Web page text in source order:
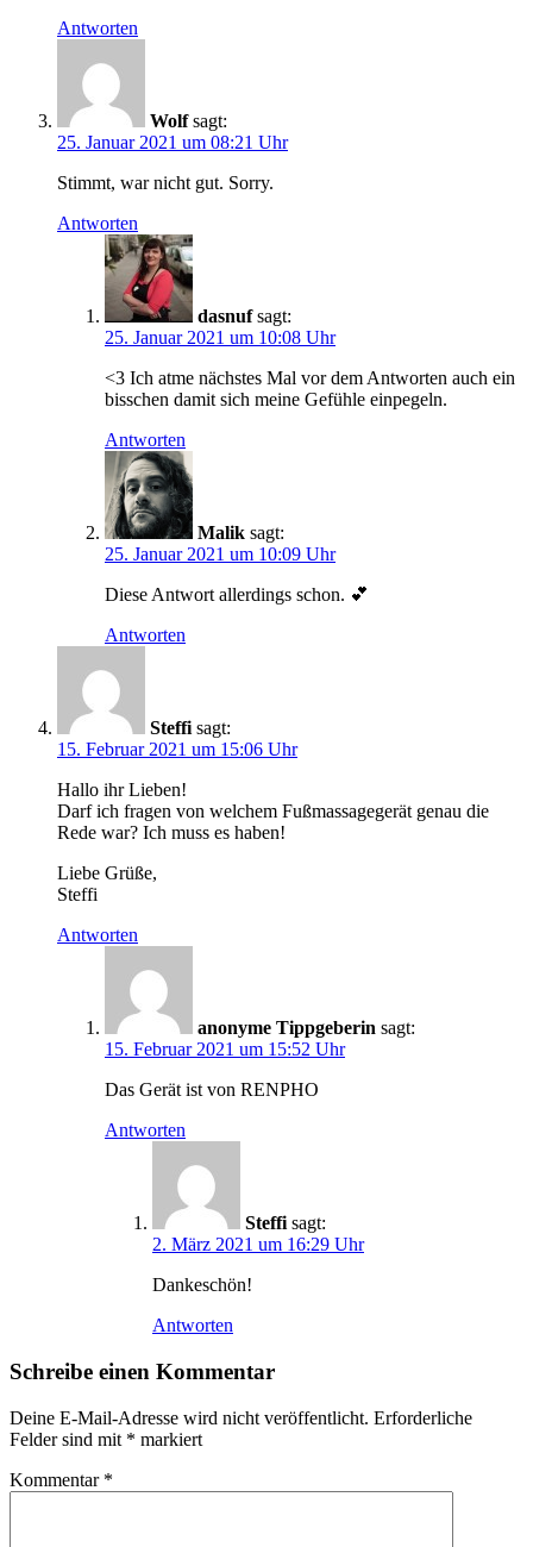
Antworten
Wolf sagt:
25. Januar 2021 um 08:21 Uhr
Stimmt, war nicht gut. Sorry.
Antworten
dasnuf sagt:
25. Januar 2021 um 10:08 Uhr
<3 Ich atme nächstes Mal vor dem Antworten auch ein
bisschen damit sich meine Gefühle einpegeln.
Antworten
Malik sagt:
25. Januar 2021 um 10:09 Uhr
Diese Antwort allerdings schon. 💕
Antworten
Steffi sagt:
15. Februar 2021 um 15:06 Uhr
Hallo ihr Lieben!
Darf ich fragen von welchem Fußmassagegerät genau die
Rede war? Ich muss es haben!
Liebe Grüße,
Steffi
Antworten
anonyme Tippgeberin sagt:
15. Februar 2021 um 15:52 Uhr
Das Gerät ist von RENPHO
Antworten
Steffi sagt:
2. März 2021 um 16:29 Uhr
Dankeschön!
Antworten
Schreibe einen Kommentar
Deine E-Mail-Adresse wird nicht veröffentlicht. Erforderliche
Felder sind mit * markiert
Kommentar *